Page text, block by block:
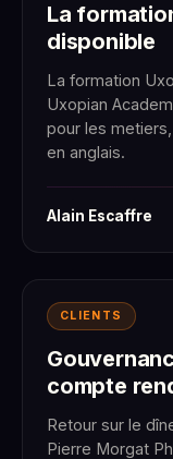
La
disponible
La formation
Uxopian
pour les
en anglais.
Alain Escaffre
CLIENTS
compte
l'UXOCLUB
Retour sur le
Pierre Morgat